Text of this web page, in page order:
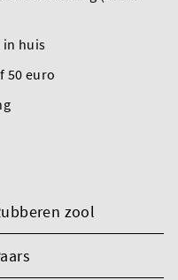
in huis
50 euro
zool